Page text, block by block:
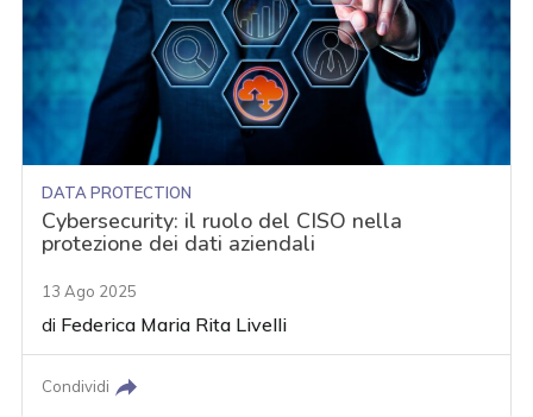
DATA PROTECTION
Cybersecurity: il ruolo del CISO nella
protezione dei dati aziendali
13 Ago 2025
di Federica Maria Rita Livelli
Condividi